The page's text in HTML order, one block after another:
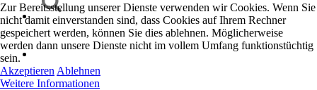
Zur Bereitsstellung unserer Dienste verwenden wir Cookies. Wenn Sie
nicht damit einverstanden sind, dass Cookies auf Ihrem Rechner
gespeichert werden, können Sie dies ablehnen. Möglicherweise
werden dann unsere Dienste nicht im vollem Umfang funktionstüchtig
sein.
Akzeptieren Ablehnen
Weitere Informationen